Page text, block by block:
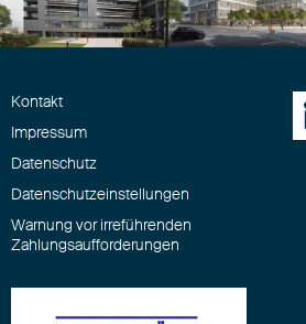
Kontakt
Impressum
Datenschutz
Datenschutzeinstellungen
Warnung vor irreführenden
Zahlungsaufforderungen